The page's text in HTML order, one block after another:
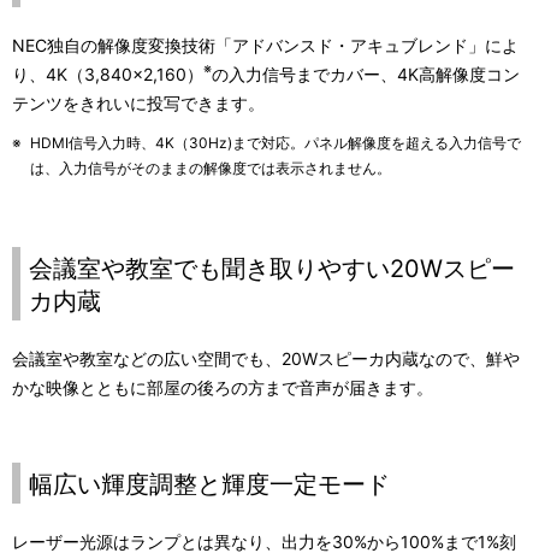
NEC独自の解像度変換技術「アドバンスド・アキュブレンド」によ
り、4K（3,840×2,160）
※の入力信号までカバー、4K高解像度コン
テンツをきれいに投写できます。
※ HDMI信号入力時、4K（30Hz)まで対応。パネル解像度を超える入力信号で
は、入力信号がそのままの解像度では表示されません。
会議室や教室でも聞き取りやすい20Wスピー
カ内蔵
会議室や教室などの広い空間でも、20Wスピーカ内蔵なので、鮮や
かな映像とともに部屋の後ろの方まで音声が届きます。
幅広い輝度調整と輝度一定モード
レーザー光源はランプとは異なり、出力を30%から100%まで1%刻